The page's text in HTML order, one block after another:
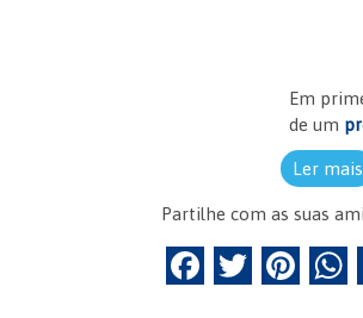
Em
de um
Ler mais
Partilhe com as suas
F
T
Pi